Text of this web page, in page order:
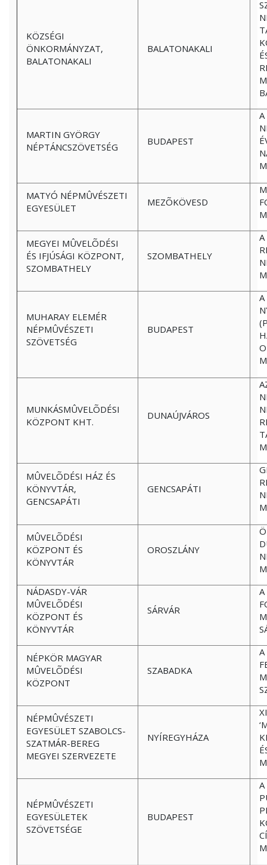
KÖZSÉGI
ÖNKORMÁNYZAT,
BALATONAKALI
BALATONAKALI
MARTIN GYÖRGY
NÉPTÁNCSZÖVETSÉG
BUDAPEST
A
MATYÓ NÉPMÛVÉSZETI
EGYESÜLET
MEZÕKÖVESD
MEGYEI MÛVELÕDÉSI
ÉS IFJÚSÁGI KÖZPONT,
SZOMBATHELY
SZOMBATHELY
MUHARAY ELEMÉR
NÉPMÛVÉSZETI
SZÖVETSÉG
BUDAPEST
A
MUNKÁSMÛVELÕDÉSI
KÖZPONT KHT.
DUNAÚJVÁROS
MÛVELÕDÉSI HÁZ ÉS
KÖNYVTÁR,
GENCSAPÁTI
GENCSAPÁTI
MÛVELÕDÉSI
KÖZPONT ÉS
KÖNYVTÁR
OROSZLÁNY
NÁDASDY-VÁR
MÛVELÕDÉSI
KÖZPONT ÉS
KÖNYVTÁR
SÁRVÁR
NÉPKÖR MAGYAR
MÛVELÕDÉSI
KÖZPONT
SZABADKA
NÉPMÛVÉSZETI
EGYESÜLET SZABOLCS-
SZATMÁR-BEREG
MEGYEI SZERVEZETE
NYÍREGYHÁZA
NÉPMÛVÉSZETI
EGYESÜLETEK
SZÖVETSÉGE
BUDAPEST
A